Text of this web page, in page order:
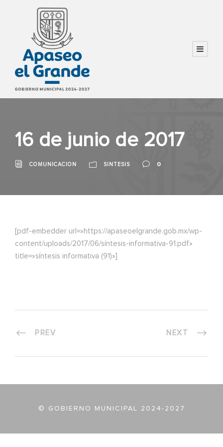
16 de junio de 2017
COMUNICACION SINTESIS 0
[pdf-embedder url=»https://apaseoelgrande.gob.mx/wp-
content/uploads/2017/06/síntesis-informativa-91.pdf»
title=»síntesis informativa (91)»]
PREV NEXT
© GOBIERNO MUNICIPAL 2024-2027